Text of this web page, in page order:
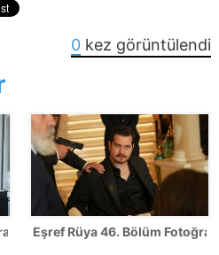
0 kez görüntülendi
- FİNAL
Eşref Rüya 46. Bölüm